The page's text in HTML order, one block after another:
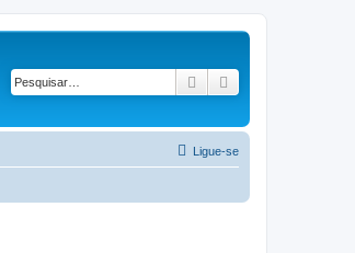
Pesquisar
Ligue-se